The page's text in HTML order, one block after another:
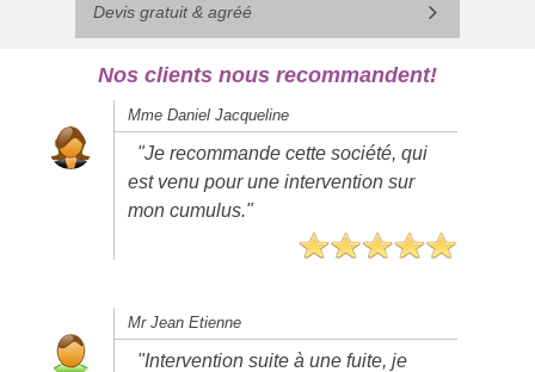
Devis gratuit & agréé
Nos clients nous recommandent!
Mme Daniel Jacqueline
"Je recommande cette société, qui
est venu pour une intervention sur
mon cumulus."
Mr Jean Etienne
"Intervention suite à une fuite, je